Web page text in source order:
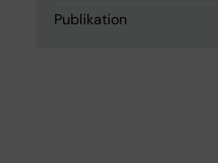
Publikation